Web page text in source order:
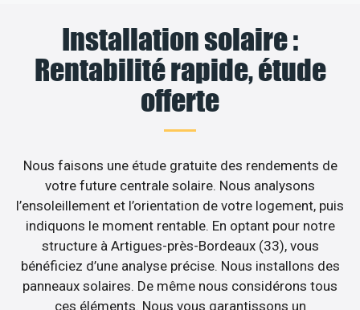
Installation solaire :
Rentabilité rapide, étude
offerte
Nous faisons une étude gratuite des rendements de
votre future centrale solaire. Nous analysons
l’ensoleillement et l’orientation de votre logement, puis
indiquons le moment rentable. En optant pour notre
structure à Artigues-près-Bordeaux (33), vous
bénéficiez d’une analyse précise. Nous installons des
panneaux solaires. De même nous considérons tous
ces éléments. Nous vous garantissons un